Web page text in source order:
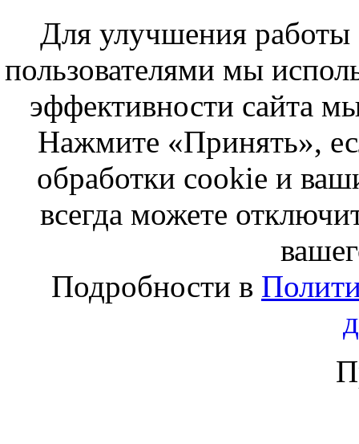
Для улучшения работы
пользователями мы
эффективности сайта
Нажмите «Принять»,
обработки cookie и
всегда можете
Подробности в